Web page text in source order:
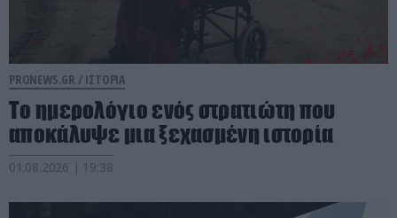
PRONEWS.GR / ΙΣΤΟΡΙΑ
Το ημερολόγιο ενός στρατιώτη που
αποκάλυψε μια ξεχασμένη ιστορία
01.08.2026 | 19:38